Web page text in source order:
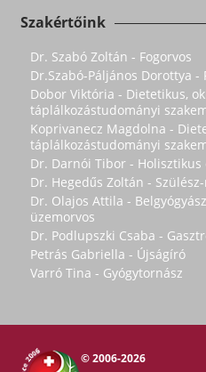
Szakértőink
Dr. Szabó Zoltán - Fogorvos
Dr.Szabó-Páljános Dorottya -
Dobor Viktória - Dietetikus,
táplálkozástudományi
Koprivanecz Magdolna -
táplálkozástudományi
Dr. Darnói Tibor - Holisztikus
Dr. Hegedűs Zoltán -
Dr. Olajos Attila -
üzemorvos
Dr. Podlupszki Csaba -
Petrás Gabriella - Újságíró
Varró Tina - Gyógytornász
© 2006-2026